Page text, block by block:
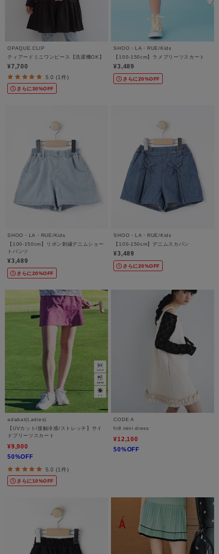
OPAQUE.CLIP
ティアードミニワンピース【洗濯機OK】
¥7,700
5.0 (1件)
さらに30%OFF
SHOO・LA・RUE/Kids
【100-150cm】ラメプリーツスカート
¥3,489
さらに20%OFF
SHOO・LA・RUE/Kids
【100-150cm】リボン刺繍デニムショー
トパンツ
¥3,489
さらに20%OFF
SHOO・LA・RUE/Kids
【100-150cm】デニムスカパン
¥3,489
さらに20%OFF
adabat(Ladies)
【UVカット/接触冷感/ストレッチ】サイ
ドプリーツスカート
¥9,900
50%OFF
5.0 (1件)
さらに10%OFF
CODE A
frill mini dress
¥12,100
50%OFF